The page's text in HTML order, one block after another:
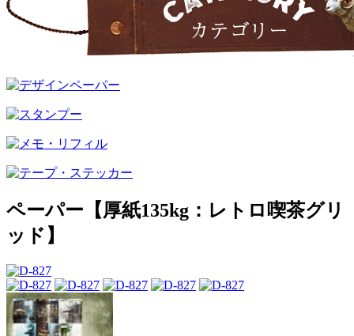
ペーパー【厚紙135kg：レトロ喫茶グリ
ッド】